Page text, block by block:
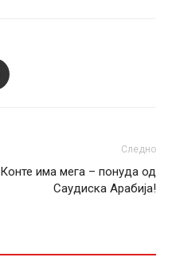
Следно
Конте има мега – понуда од
Саудиска Арабија!